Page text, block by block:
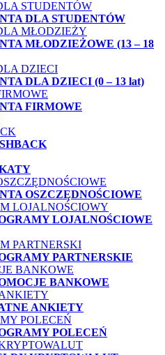
DLA STUDENTÓW
MŁODZIEŻOWE (13 – 18
DLA DZIECI (0 – 13 lat)
FIRMOWE
OSZCZĘDNOŚCIOWE
LOJALNOŚCIOWE
PARTNERSKIE
BANKOWE
ANKIETY
POLECEŃ